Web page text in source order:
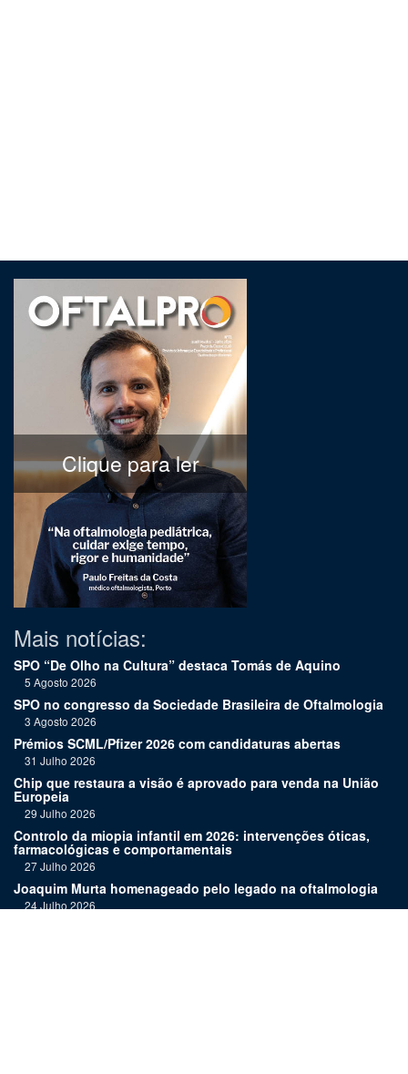
Clique para ler
Mais notícias:
SPO “De Olho na Cultura” destaca Tomás de Aquino
5 Agosto 2026
SPO no congresso da Sociedade Brasileira de Oftalmologia
3 Agosto 2026
Prémios SCML/Pfizer 2026 com candidaturas abertas
31 Julho 2026
Chip que restaura a visão é aprovado para venda na União
Europeia
29 Julho 2026
Controlo da miopia infantil em 2026: intervenções óticas,
farmacológicas e comportamentais
27 Julho 2026
Joaquim Murta homenageado pelo legado na oftalmologia
24 Julho 2026